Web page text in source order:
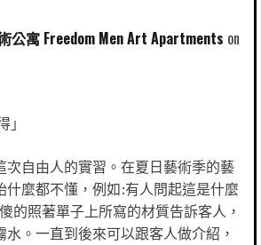
公寓 Freedom Men Art Apartments
次自由人的實習。在夏日藝術季的藝
什麼都不懂，例如:有人問起這是什麼
的照著單子上所寫的材質告訴客人，
。一直到後來可以跟客人做介紹，